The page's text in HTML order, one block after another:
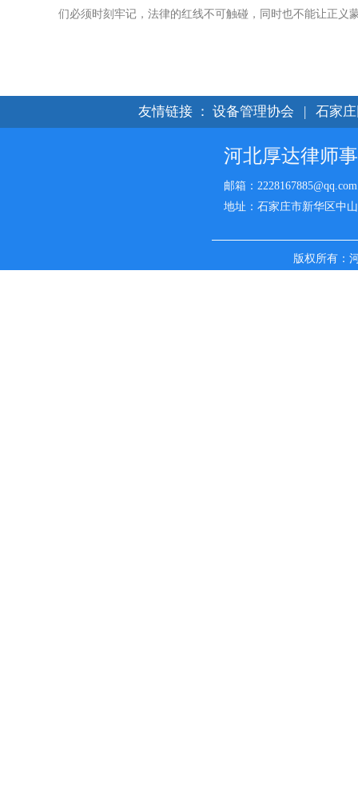
们必须时刻牢记，法律的红线不可触碰，同时也不能让正义
友情链接 ： 设备管理协会 | 石家
河北厚达律师
邮箱：2228167885@qq.com
地址：石家庄市新华区中
版权所有：